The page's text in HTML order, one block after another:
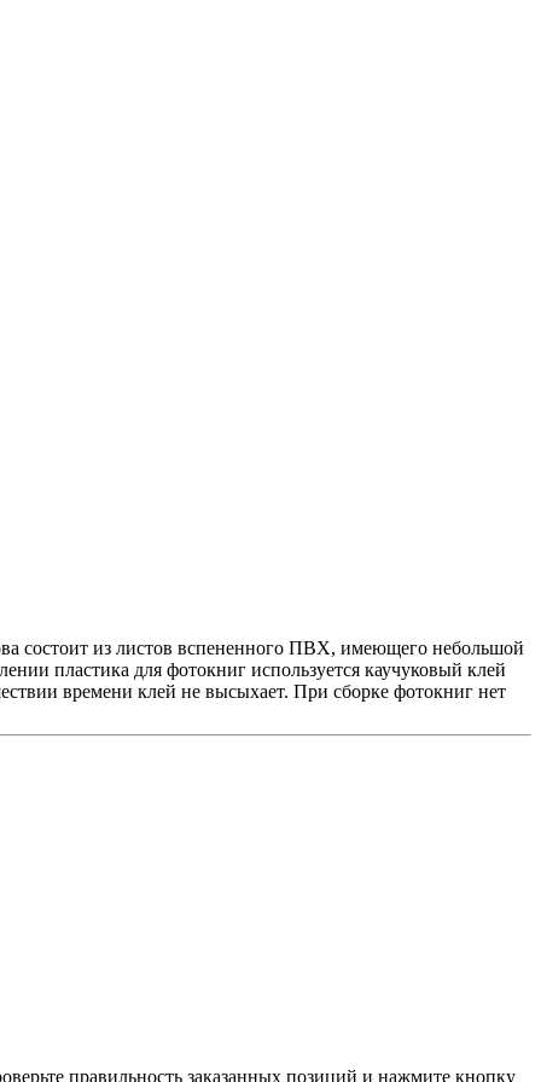
состоит из листов вспененного ПВХ, имеющего небольшой
пластика для фотокниг используется каучуковый клей
времени клей не высыхает. При сборке фотокниг нет
правильность заказанных позиций и нажмите кнопку